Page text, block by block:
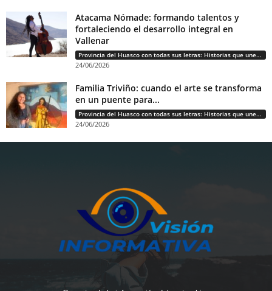
Atacama Nómade: formando talentos y
fortaleciendo el desarrollo integral en
Vallenar
Provincia del Huasco con todas sus letras: Historias que unen cultura, diversidad e identidad
24/06/2026
Familia Triviño: cuando el arte se transforma
en un puente para...
Provincia del Huasco con todas sus letras: Historias que unen cultura, diversidad e identidad
24/06/2026